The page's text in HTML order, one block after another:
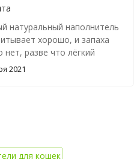
в другую упаковку,
За это жирная минус
натуральный наполнитель
хорошо, и запаха
нет, разве что лёгкий
Постоянно покупаю
2021
для кошек